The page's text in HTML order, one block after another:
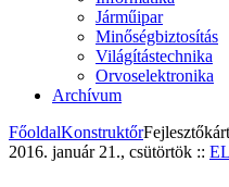
Járműipar
Minőségbiztosítás
Világítástechnika
Orvoselektronika
Archívum
FőoldalKonstruktőr
2016. január 21., csütörtök ::